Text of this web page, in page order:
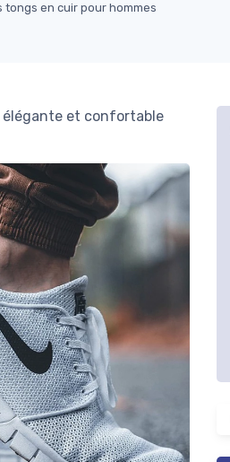
tongs en cuir pour hommes
élégante et confortable